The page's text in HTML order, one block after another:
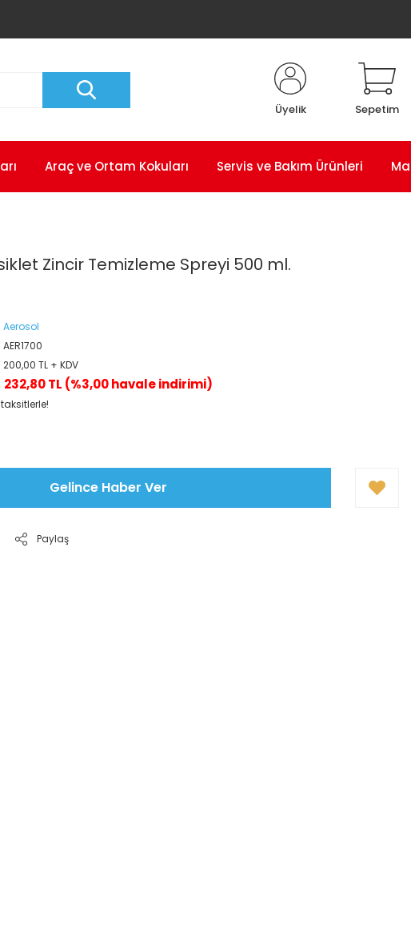
Üyelik Sepetim
Araç ve Ortam Kokuları Servis ve Bakım Ürünleri
Zincir Temizleme Spreyi 500 ml.
Aerosol
AER1700
200,00 TL + KDV
232,80 TL (%3,00 havale indirimi)
Gelince Haber Ver
Paylaş